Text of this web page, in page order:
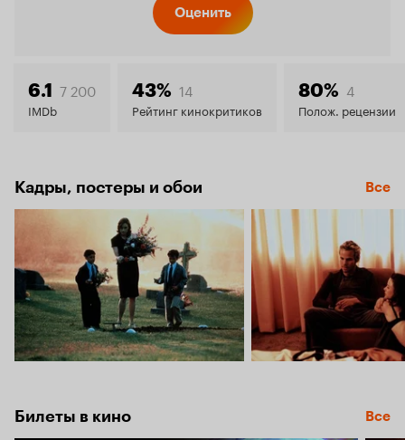
6.3
Оценить
6.1 7 200
IMDb
43% 14
Рейтинг кинокритиков
80% 4
Полож. рецензии
Кадры, постеры и обои Все
Билеты в кино Все